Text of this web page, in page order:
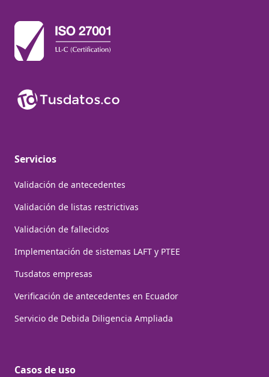
Servicios
Validación de antecedentes
Validación de listas restrictivas
Validación de fallecidos
Implementación de sistemas LAFT y PTEE
Tusdatos empresas
Verificación de antecedentes en Ecuador
Servicio de Debida Diligencia Ampliada
Casos de uso